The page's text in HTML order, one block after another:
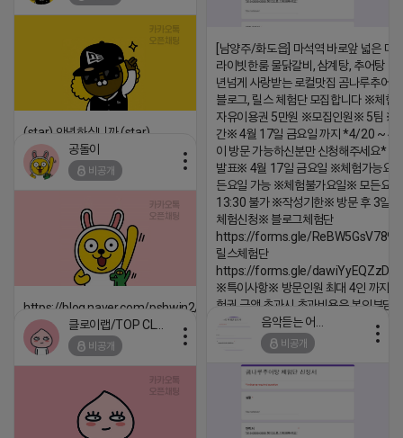
[남양주/화도읍] 마석역 바로앞 넓은 매
라이빗한룸 물닭갈비, 삼계탕, 추어탕 맛
년넘게 사랑받는 로컬맛집 곰나루추어
블로그, 릴스 체험단 모집합니다 ※체험
자유이용권 5만원 ※모집인원※ 5팀 ※
간※ 4월 17일 금요일 까지 *4/20 ~ 4/
이 방문 가능하신분만 신청해주세요* ※
발표※ 4월 17일 금요일 ※체험가능요
든요일 가능 ※체험불가요일※ 모든요
13:30 불가 ※작성기한※ 방문 후 3일
체험신청※ 블로그체험단
https://forms.gle/
릴스체험단
https://forms.gle/
※특이사항※ 방문인원 최대 4인 까지
험권 금액 초과시 초과비용은 본인부담
2026-04-18 17:13
(star) 안녕하십니까 (star)
2026-04-18 17:12
공돌이
비공개
https://blog.naver.com/pshwin2/224023970047
2026-04-18 17:12
비공개
비공개